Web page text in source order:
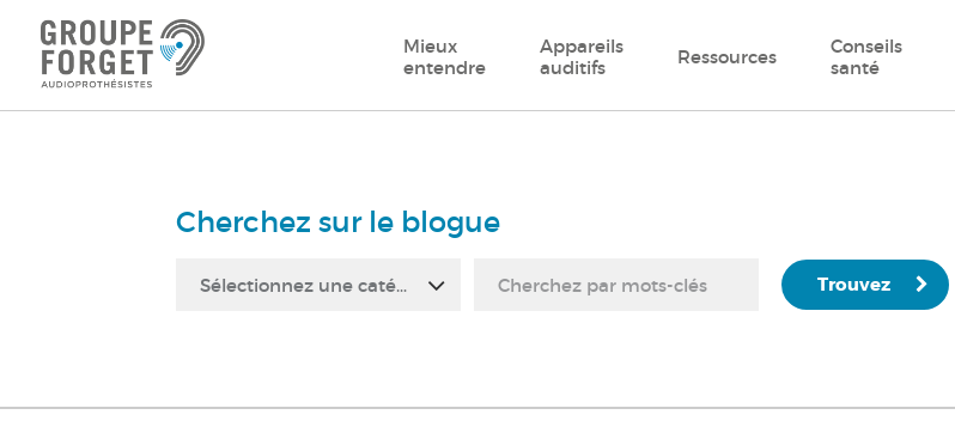
Mieux
entendre
Appareils
auditifs
Ressources
Conseils
santé
Cherchez sur le blogue
Sélectionnez une catégorie Trouvez